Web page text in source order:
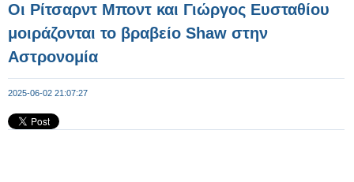
Οι Ρίτσαρντ Μποντ και Γιώργος Ευσταθίου
μοιράζονται το βραβείο Shaw στην
Αστρονομία
2025-06-02 21:07:27